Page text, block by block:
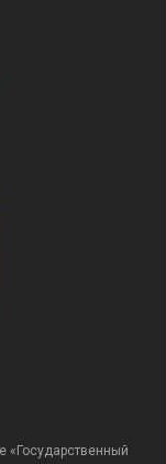
«Государственный